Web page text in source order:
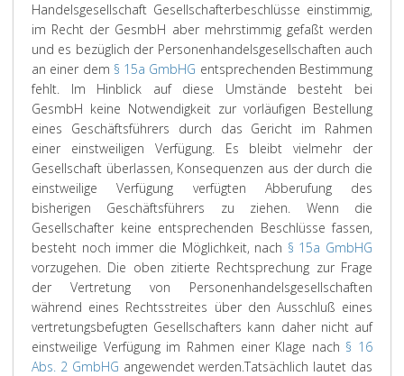
Handelsgesellschaft Gesellschafterbeschlüsse einstimmig,
im Recht der GesmbH aber mehrstimmig gefaßt werden
und es bezüglich der Personenhandelsgesellschaften auch
an einer dem § 15a GmbHG entsprechenden Bestimmung
fehlt. Im Hinblick auf diese Umstände besteht bei
GesmbH keine Notwendigkeit zur vorläufigen Bestellung
eines Geschäftsführers durch das Gericht im Rahmen
einer einstweiligen Verfügung. Es bleibt vielmehr der
Gesellschaft überlassen, Konsequenzen aus der durch die
einstweilige Verfügung verfügten Abberufung des
bisherigen Geschäftsführers zu ziehen. Wenn die
Gesellschafter keine entsprechenden Beschlüsse fassen,
besteht noch immer die Möglichkeit, nach § 15a GmbHG
vorzugehen. Die oben zitierte Rechtsprechung zur Frage
der Vertretung von Personenhandelsgesellschaften
während eines Rechtsstreites über den Ausschluß eines
vertretungsbefugten Gesellschafters kann daher nicht auf
einstweilige Verfügung im Rahmen einer Klage nach § 16
Abs. 2 GmbHG angewendet werden.Tatsächlich lautet das